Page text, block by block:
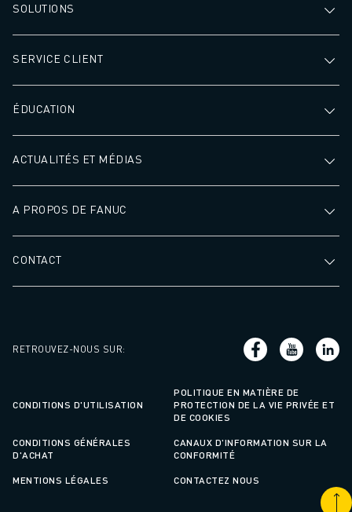
SOLUTIONS
SERVICE CLIENT
ÉDUCATION
ACTUALITÉS ET MÉDIAS
A PROPOS DE FANUC
CONTACT
RETROUVEZ-NOUS SUR:
CONDITIONS D'UTILISATION
POLITIQUE EN MATIÈRE DE
PROTECTION DE LA VIE PRIVÉE ET
DE COOKIES
CONDITIONS GÉNÉRALES
D'ACHAT
CANAUX D'INFORMATION SUR LA
CONFORMITÉ
MENTIONS LÉGALES CONTACTEZ NOUS